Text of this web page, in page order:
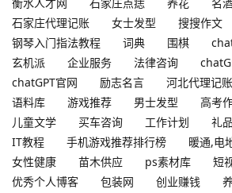
衡水人才网
石家庄点痣 养花
名
石家庄代理记账
女士发型 搜搜作文
钢琴入门指法教程
词典 围棋
玄机派
企业服务 法律咨询
chatGPT官网
励志名言 河北代理记
语料库
游戏推荐 男士发型 高考
儿童文学
买车咨询 工作计划 礼
IT教程
手机游戏推荐排行榜
暖通,电
女性健康
苗木供应 ps素材库
短
优秀个人博客
包装网 创业赚钱